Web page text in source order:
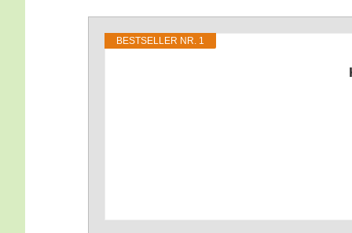
BEST­SEL­LER NR. 1